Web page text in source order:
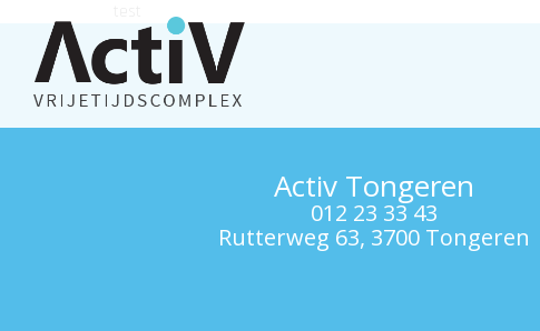
Activ Tongeren
012 23 33 43
Rutterweg 63, 3700 Tongeren